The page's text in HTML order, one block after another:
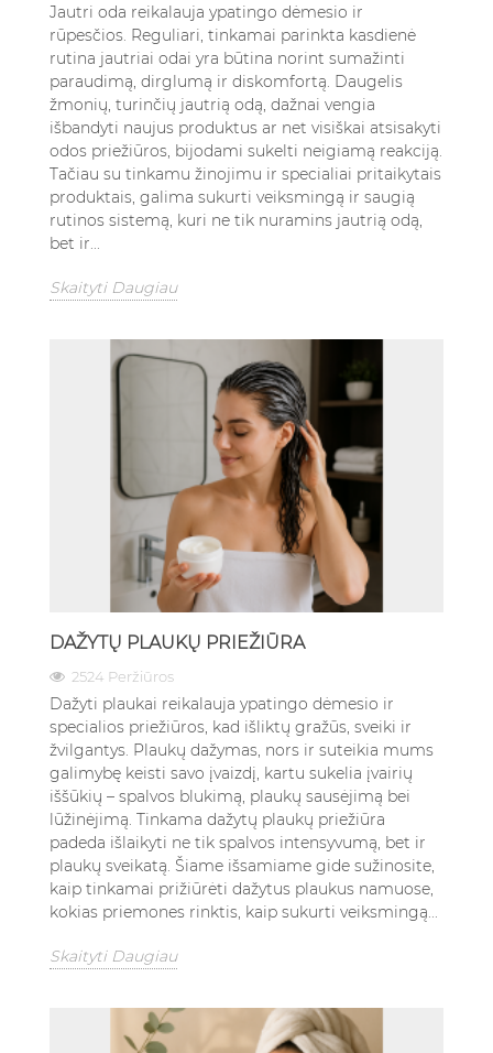
Jautri oda reikalauja ypatingo dėmesio ir
rūpesčios. Reguliari, tinkamai parinkta kasdienė
rutina jautriai odai yra būtina norint sumažinti
paraudimą, dirglumą ir diskomfortą. Daugelis
žmonių, turinčių jautrią odą, dažnai vengia
išbandyti naujus produktus ar net visiškai atsisakyti
odos priežiūros, bijodami sukelti neigiamą reakciją.
Tačiau su tinkamu žinojimu ir specialiai pritaikytais
produktais, galima sukurti veiksmingą ir saugią
rutinos sistemą, kuri ne tik nuramins jautrią odą,
bet ir...
Skaityti Daugiau
DAŽYTŲ PLAUKŲ PRIEŽIŪRA
2524 Peržiūros
Dažyti plaukai reikalauja ypatingo dėmesio ir
specialios priežiūros, kad išliktų gražūs, sveiki ir
žvilgantys. Plaukų dažymas, nors ir suteikia mums
galimybę keisti savo įvaizdį, kartu sukelia įvairių
iššūkių – spalvos blukimą, plaukų sausėjimą bei
lūžinėjimą. Tinkama dažytų plaukų priežiūra
padeda išlaikyti ne tik spalvos intensyvumą, bet ir
plaukų sveikatą. Šiame išsamiame gide sužinosite,
kaip tinkamai prižiūrėti dažytus plaukus namuose,
kokias priemones rinktis, kaip sukurti veiksmingą...
Skaityti Daugiau